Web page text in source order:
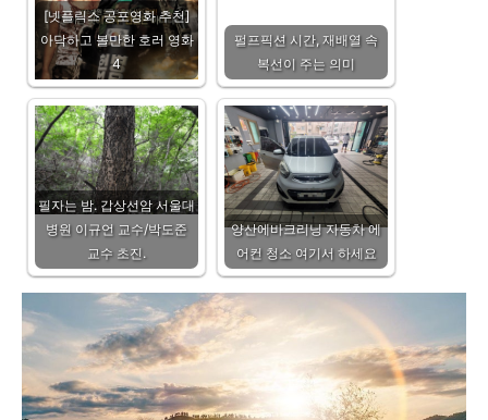
[넷플릭스 공포영화 추천]
아닥하고 볼만한 호러 영화
4
펄프픽션 시간, 재배열 속
복선이 주는 의미
필자는 밤. 갑상선암 서울대
병원 이규언 교수/박도준
교수 초진.
양산에바크리닝 자동차 에
어컨 청소 여기서 하세요